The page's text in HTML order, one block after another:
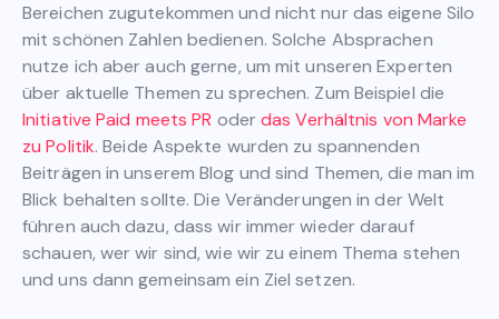
Bereichen zugutekommen und nicht nur das eigene Silo
mit schönen Zahlen bedienen. Solche Absprachen
nutze ich aber auch gerne, um mit unseren Experten
über aktuelle Themen zu sprechen. Zum Beispiel die
Initiative Paid meets PR oderdas Verhältnis von Marke
zu Politik. Beide Aspekte wurden zu spannenden
Beiträgen in unserem Blog und sind Themen, die man im
Blick behalten sollte. Die Veränderungen in der Welt
führen auch dazu, dass wir immer wieder darauf
schauen, wer wir sind, wie wir zu einem Thema stehen
und uns dann gemeinsam ein Ziel setzen.